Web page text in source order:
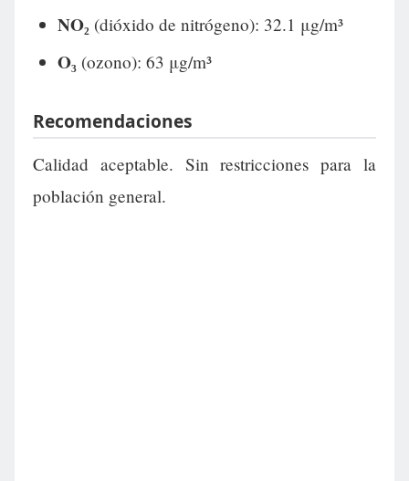
NO₂ (dióxido de nitrógeno): 32.1 μg/m³
O₃ (ozono): 63 μg/m³
Recomendaciones
Calidad aceptable. Sin restricciones para la
población general.